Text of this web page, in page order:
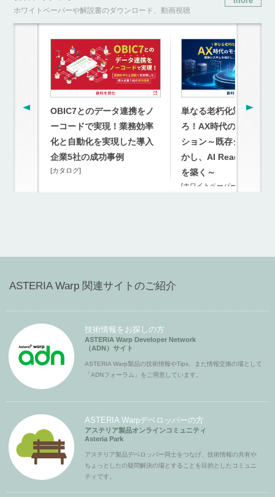
ホワイトペーパーや解説書のダウンロード、動画視聴
OBIC7とのデータ連携をノ
ーコードで実現！業務効率
化と自動化を実現した導入
企業5社の成功事例
[カタログ]
単なる老朽化対策を超
ろ！AX時代のモダナイ
ション～既存システム
かし、AI Readyな連携
を築く～
[ホワイトペーパー]
ASTERIA Warp 関連サイトのご紹介
技術情報をお探しの方
ASTERIA Warp Developer Network
（ADN）サイト
ASTERIA Warp製品の技術情報やTips、また情報交換の場として
「ADNフォーラム」をご用意しています。
ASTERIA Warpデベロッパーの方
アステリア製品オンラインコミュニティ
Asteria Park
アステリア製品デベロッパー同士をつなげ、技術情報の共有や
ちょっとしたの疑問解決の場とすることを目的としたコミュニ
ティです。